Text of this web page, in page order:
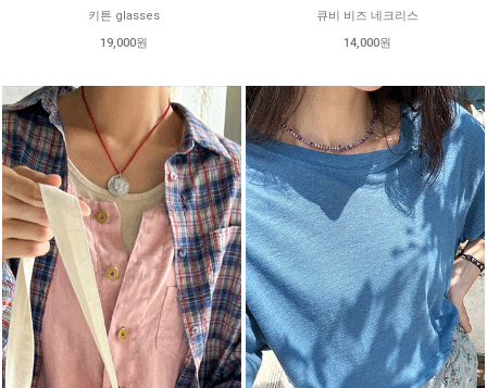
키튼 glasses
19,000원
큐비 비즈 네크리스
14,000원